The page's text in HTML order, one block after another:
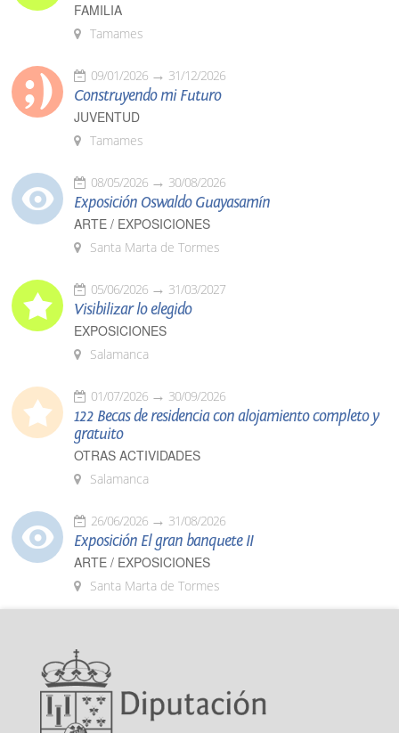
FAMILIA
Tamames
09/01/2026 31/12/2026
Construyendo mi Futuro
JUVENTUD
Tamames
08/05/2026 30/08/2026
Exposición Oswaldo Guayasamín
ARTE / EXPOSICIONES
Santa Marta de Tormes
05/06/2026 31/03/2027
Visibilizar lo elegido
EXPOSICIONES
Salamanca
01/07/2026 30/09/2026
122 Becas de residencia con alojamiento completo y
gratuito
OTRAS ACTIVIDADES
Salamanca
26/06/2026 31/08/2026
Exposición El gran banquete II
ARTE / EXPOSICIONES
Santa Marta de Tormes